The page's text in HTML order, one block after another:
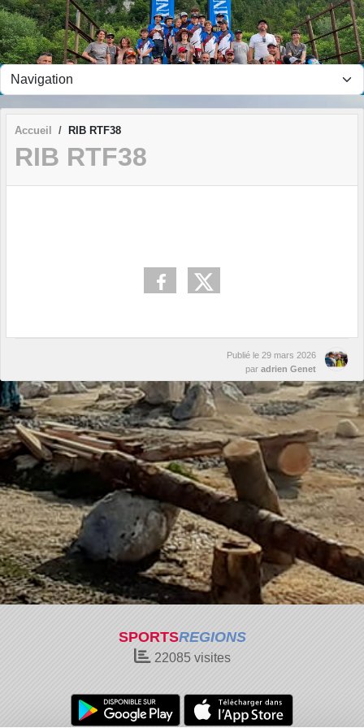
Accueil RIB RTF38
RIB RTF38
Publié le 29 mars 2026
par adrien Genet
SPORTSREGIONS
22085visites
Panneau de gestion des cookies